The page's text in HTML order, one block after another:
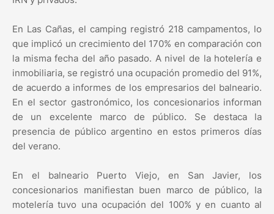
En Las Cañas, el camping registró 218 campamentos, lo
que implicó un crecimiento del 170% en comparación con
la misma fecha del año pasado. A nivel de la hotelería e
inmobiliaria, se registró una ocupación promedio del 91%,
de acuerdo a informes de los empresarios del balneario.
En el sector gastronómico, los concesionarios informan
de un excelente marco de público. Se destaca la
presencia de público argentino en estos primeros días
del verano.
En el balneario Puerto Viejo, en San Javier, los
concesionarios manifiestan buen marco de público, la
motelería tuvo una ocupación del 100% y en cuanto al